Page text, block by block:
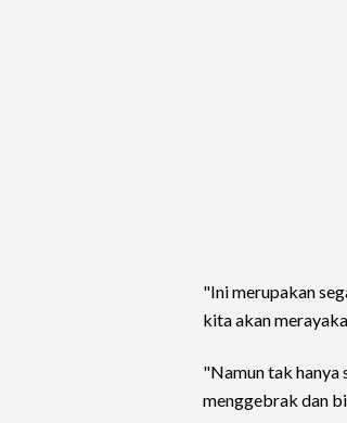
"Ini merupakan
kita akan
"Namun tak hanya
menggebrak dan